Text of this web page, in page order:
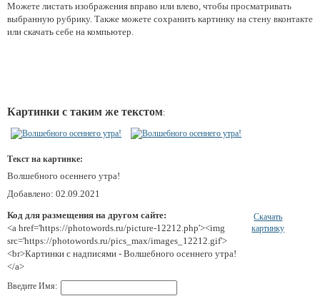
Можете листать изображения вправо или влево, чтобы просматривать
выбранную рубрику. Также можете сохранить картинку на стену вконтакте
или скачать себе на компьютер.
Картинки с таким же текстом:
Текст на картинке:
Волшебного осеннего утра!
Добавлено: 02.09.2021
Код для размещения на другом сайте:
<a href='https://photowords.ru/picture-12212.php'><img
src='https://photowords.ru/pics_max/images_12212.gif'>
<br>Картинки с надписями - Волшебного осеннего утра!
</a>
Скачать
картинку
Введите Имя: